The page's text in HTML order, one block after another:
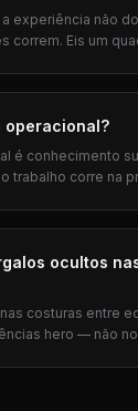
experiência não
correm. Eis um
operacional?
é conhecimento
trabalho corre na
ocultos
costuras entre
hero — não